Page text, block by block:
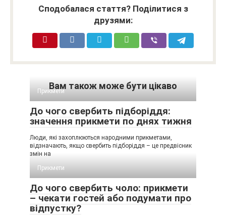
Сподобалася стаття? Поділитися з
друзями:
Вам також може бути цікаво
Прикмети
До чого свербить підборіддя:
значення прикмети по днях тижня
Люди, які захоплюються народними прикметами,
відзначають, якщо свербить підборіддя – це предвісник
змін на
Прикмети
До чого свербить чоло: прикмети
– чекати гостей або подумати про
відпустку?